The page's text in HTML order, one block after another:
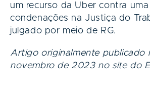
um recurso da Uber contra
condenações na Justiça do
julgado por meio de RG.
Artigo originalmente publicado
novembro de 2023 no site do